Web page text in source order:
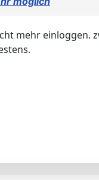
mehr einloggen.